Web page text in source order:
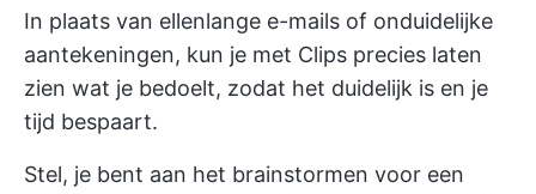
In plaats van ellenlange e-mails of onduidelijke
aantekeningen, kun je met Clips precies laten
zien wat je bedoelt, zodat het duidelijk is en je
tijd bespaart.
Stel, je bent aan het brainstormen voor een